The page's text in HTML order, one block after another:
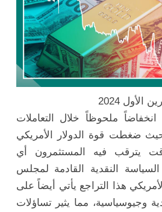
انخفاضاً ملحوظاً خلال التعاملات
حيث ضغطت قوة الدولار الأمريكي
يترقب فيه المستثمرون أي
النقدية القادمة لمجلس
هذا التراجع يأتي أيضاً على
وجيوسياسية، مما يثير تساؤلات